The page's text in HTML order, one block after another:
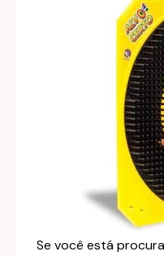
Se você está